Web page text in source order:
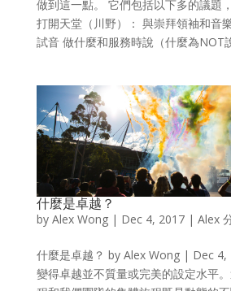
做到這一點。 它們包括以下多的議題
打開天堂（川野）： 與崇拜領袖和音
試音 做什麼和服務時說（什麼為NOT
什麼是卓越？
by Alex Wong| Dec 4, 2017| Alex
什麼是卓越？ by Alex Wong | Dec
變得卓越並不質量或完美的設定水平